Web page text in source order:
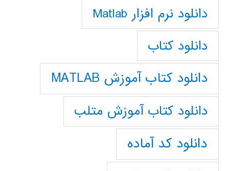
دانلود نرم افزار Matlab
دانلود کتاب
دانلود کتاب آموزش MATLAB
دانلود کتاب آموزش متلب
دانلود کد آماده